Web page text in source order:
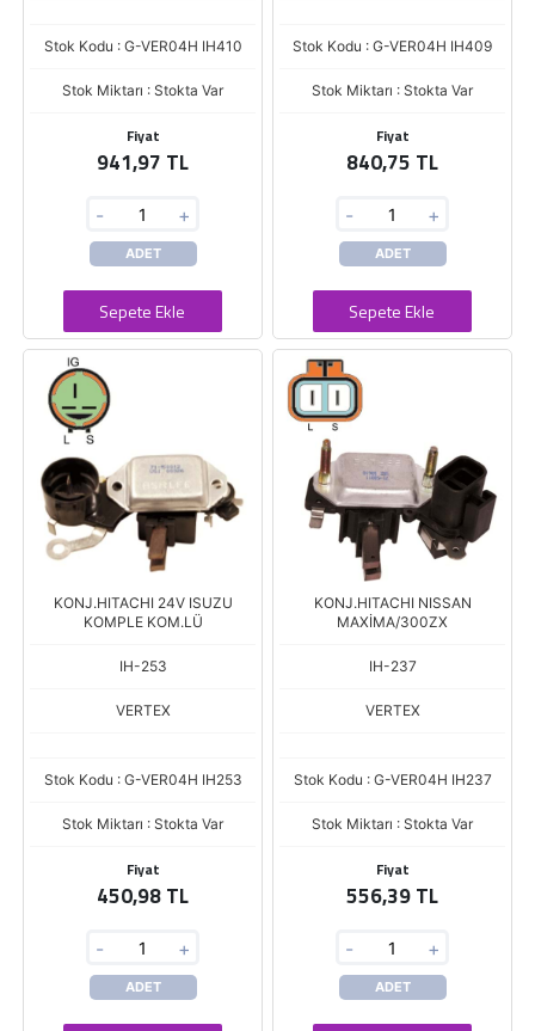
Stok Kodu : G-VER04H IH410
Stok Miktarı : Stokta Var
Fiyat
941,97 TL
- +
ADET
Sepete Ekle
Stok Kodu : G-VER04H IH409
Stok Miktarı : Stokta Var
Fiyat
840,75 TL
- +
ADET
Sepete Ekle
KONJ.HITACHI 24V ISUZU
KOMPLE KOM.LÜ
IH-253
VERTEX
Stok Kodu : G-VER04H IH253
Stok Miktarı : Stokta Var
Fiyat
450,98 TL
- +
ADET
KONJ.HITACHI NISSAN
MAXİMA/300ZX
IH-237
VERTEX
Stok Kodu : G-VER04H IH237
Stok Miktarı : Stokta Var
Fiyat
556,39 TL
- +
ADET